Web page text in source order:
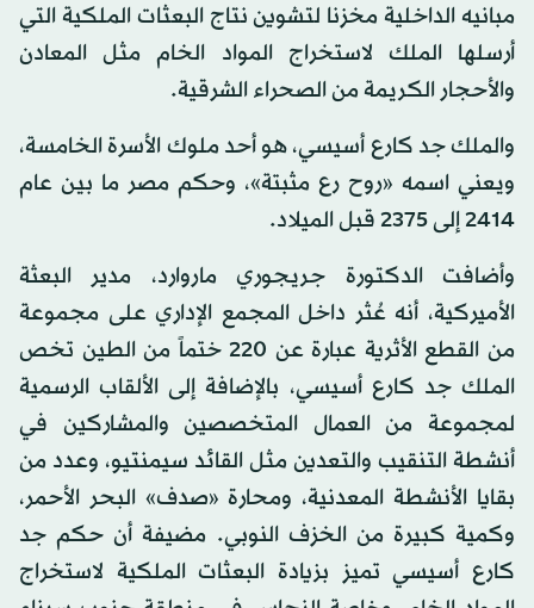
مبانيه الداخلية مخزنا لتشوين نتاج البعثات الملكية التي
أرسلها الملك لاستخراج المواد الخام مثل المعادن
والأحجار الكريمة من الصحراء الشرقية.
والملك جد كارع أسيسي، هو أحد ملوك الأسرة الخامسة،
ويعني اسمه «روح رع مثبتة»، وحكم مصر ما بين عام
2414 إلى 2375 قبل الميلاد.
وأضافت الدكتورة جريجوري ماروارد، مدير البعثة
الأميركية، أنه عُثر داخل المجمع الإداري على مجموعة
من القطع الأثرية عبارة عن 220 ختماً من الطين تخص
الملك جد كارع أسيسي، بالإضافة إلى الألقاب الرسمية
لمجموعة من العمال المتخصصين والمشاركين في
أنشطة التنقيب والتعدين مثل القائد سيمنتيو، وعدد من
بقايا الأنشطة المعدنية، ومحارة «صدف» البحر الأحمر،
وكمية كبيرة من الخزف النوبي. مضيفة أن حكم جد
كارع أسيسي تميز بزيادة البعثات الملكية لاستخراج